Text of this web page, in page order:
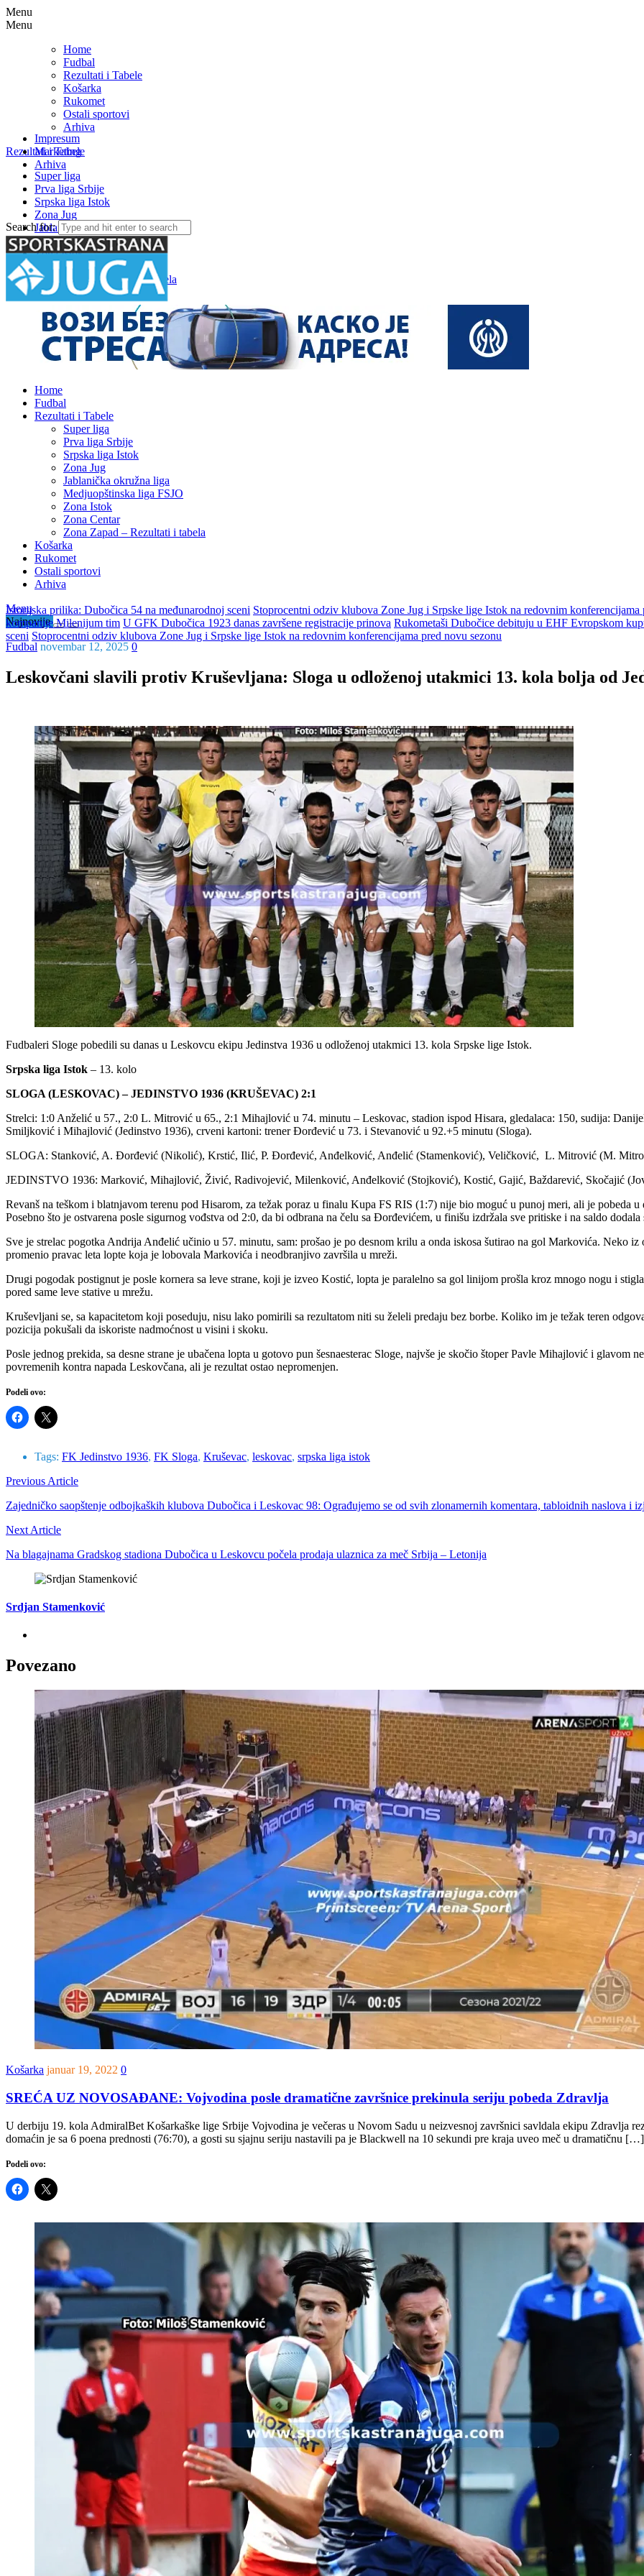
Menu
Menu
Home
Fudbal
Rezultati i Tabele
Košarka
Rukomet
Ostali sportovi
Arhiva
Rezultati i Tabele
Super liga
Prva liga Srbije
Srpska liga Istok
Zona Jug
Jablanička okružna liga
Medjuopštinska liga FSJO
Zona Istok
Zona Centar
Zona Zapad – Rezultati i tabela
Impresum
Marketing
Arhiva
Search for:
Home
Fudbal
Rezultati i Tabele
Super liga
Prva liga Srbije
Srpska liga Istok
Zona Jug
Jablanička okružna liga
Medjuopštinska liga FSJO
Zona Istok
Zona Centar
Zona Zapad – Rezultati i tabela
Košarka
Rukomet
Ostali sportovi
Arhiva
Menu
Najnovije
Istorijska prilika: Dubočica 54 na međunarodnoj sceni Stoprocentni odziv klubova Zone Jug i Srpske lige Istok na redovnim konferencijama
kompanije Milenijum tim U GFK Dubočica 1923 danas završene registracije prinova Rukometaši Dubočice debituju u EHF Evropskom
sceni Stoprocentni odziv klubova Zone Jug i Srpske lige Istok na redovnim konferencijama pred novu sezonu
Fudbal novembar 12, 2025 0
Leskovčani slavili protiv Kruševljana: Sloga u odloženoj utakmici 13. kola bolja od
Fudbaleri Sloge pobedili su danas u Leskovcu ekipu Jedinstva 1936 u odloženoj utakmici 13. kola Srpske lige Istok.
Srpska liga Istok – 13. kolo
SLOGA (LESKOVAC) – JEDINSTVO 1936 (KRUŠEVAC) 2:1
Strelci: 1:0 Anželić u 57., 2:0 L. Mitrović u 65., 2:1 Mihajlović u 74. minutu – Leskovac, stadion ispod Hisara, gledalaca: 150, sudija:
Smiljković i Mihajlović (Jedinstvo 1936), crveni kartoni: trener Đorđević u 73. i Stevanović u 92.+5 minutu (Sloga).
SLOGA: Stanković, A. Đorđević (Nikolić), Krstić, Ilić, P. Đorđević, Anđelković, Anđelić (Stamenković), Veličković, L. Mitrović (M.
JEDINSTVO 1936: Marković, Mihajlović, Živić, Radivojević, Milenković, Anđelković (Stojković), Kostić, Gajić, Baždarević, Skočajić
Revanš na teškom i blatnjavom terenu pod Hisarom, za težak poraz u finalu Kupa FS RIS (1:7) nije bio moguć u punoj meri, ali je pobeda
Posebno što je ostvarena posle sigurnog vođstva od 2:0, da bi odbrana na čelu sa Đorđevićem, u finišu izdržala sve pritiske i na saldo dodala
Sve je strelac pogotka Andrija Anđelić učinio u 57. minutu, sam: prošao je po desnom krilu a onda iskosa šutirao na gol Markovića. Neko
promenio pravac leta lopte koja je lobovala Markovića i neodbranjivo završila u mreži.
Drugi pogodak postignut je posle kornera sa leve strane, koji je izveo Kostić, lopta je paralelno sa gol linijom prošla kroz mnogo nogu i
pored same leve stative u mrežu.
Kruševljani se, sa kapacitetom koji poseduju, nisu lako pomirili sa rezultatom niti su želeli predaju bez borbe. Koliko im je težak teren
pozicija pokušali da iskoriste nadmoćnost u visini i skoku.
Posle jednog prekida, sa desne strane je ubačena lopta u gotovo pun šesnaesterac Sloge, najvše je skočio štoper Pavle Mihajlović i glavom
povremenih kontra napada Leskovčana, ali je rezultat ostao nepromenjen.
Podeli ovo:
Tags: FK Jedinstvo 1936, FK Sloga, Kruševac, leskovac, srpska liga istok
Previous Article
Zajedničko saopštenje odbojkaških klubova Dubočica i Leskovac 98: Ograđujemo se od svih zlonamernih komentara, tabloidnih naslova i
Next Article
Na blagajnama Gradskog stadiona Dubočica u Leskovcu počela prodaja ulaznica za meč Srbija – Letonija
Srdjan Stamenković
Povezano
Košarka januar 19, 2022 0
SREĆA UZ NOVOSAĐANE: Vojvodina posle dramatične završnice prekinula seriju pobeda Zdravlja
U derbiju 19. kola AdmiralBet Košarkaške lige Srbije Vojvodina je večeras u Novom Sadu u neizvesnoj završnici savldala ekipu Zdravlja
domaćin je sa 6 poena prednosti (76:70), a gosti su sjajnu seriju nastavili pa je Blackwell na 10 sekundi pre kraja uveo meč u dramatičnu […]
Podeli ovo: